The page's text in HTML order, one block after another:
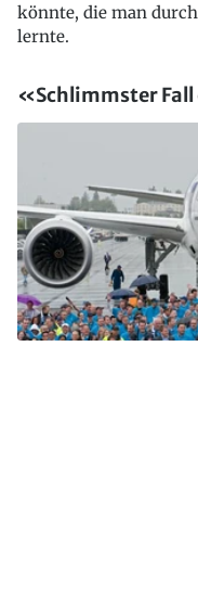
könnte, die man
lernte.
«Schlimmster